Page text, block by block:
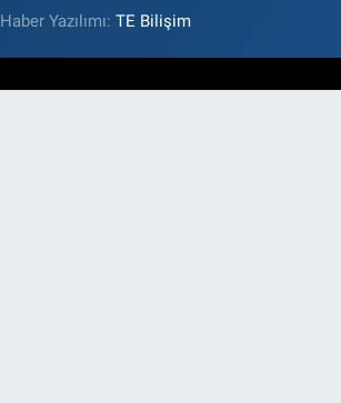
Haber Yazılımı:TE Bilişim